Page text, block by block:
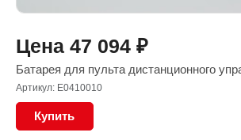
Цена 47 094 ₽
Батарея для пульта дистанционного
Артикул: E0410010
Купить